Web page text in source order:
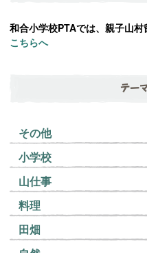
和合小学校PTAでは、親子山
こちらへ
テー
その他
小学校
山仕事
料理
田畑